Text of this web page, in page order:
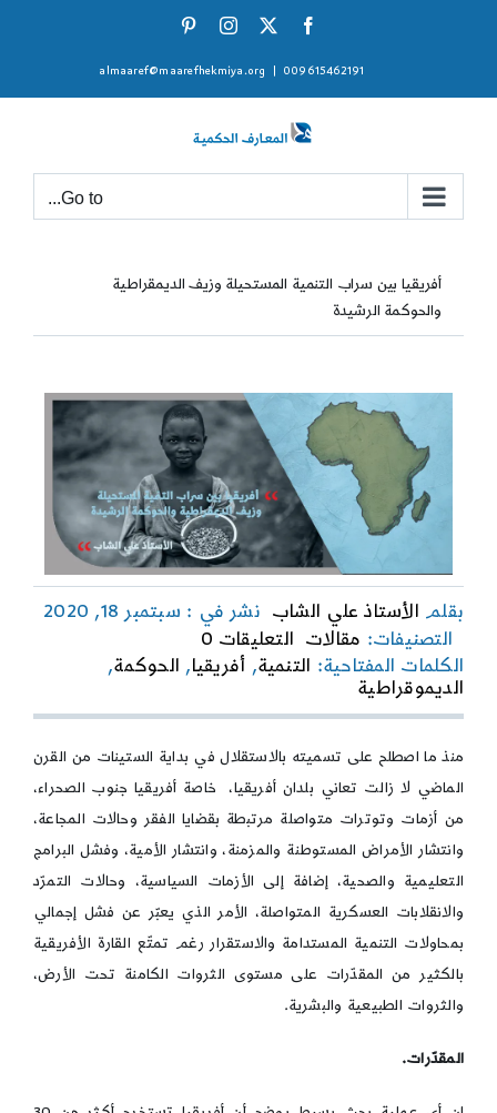
Facebook
X
Instagram
009615462191
almaaref@maarefhekmiya.org
Go to...
أفريقيا بين سراب التنمية المستحيلة وزيف الديمقراطية
والحوكمة الرشيدة
بقلم الأستاذ علي الشاب نشر في : سبتمبر 18, 2020
التصنيفات: مقالات التعليقات 0
أفريقيا
بين
التنمية
المستحيلة
وزيف
الديمقراطية
والحوكمة
الرشيدة
الكلمات المفتاحية: التنمية, أفريقيا, الحوكمة,
الديموقراطية
منذ ما اصطلح على تسميته بالاستقلال في بداية الستينات من القرن
الماضي لا زالت تعاني بلدان أفريقيا، خاصة أفريقيا جنوب الصحراء،
من أزمات وتوترات متواصلة مرتبطة بقضايا الفقر وحالات المجاعة،
وانتشار الأمراض المستوطنة والمزمنة، وانتشار الأمية، وفشل البرامج
التعليمية والصحية، إضافة إلى الأزمات السياسية، وحالات التمرّد
والانقلابات العسكرية المتواصلة، الأمر الذي يعبّر عن فشل إجمالي
بمحاولات التنمية المستدامة والاستقرار رغم تمتّع القارة الأفريقية
بالكثير من المقدّرات على مستوى الثروات الكامنة تحت الأرض،
والثروات الطبيعية والبشرية.
المقدّرات.